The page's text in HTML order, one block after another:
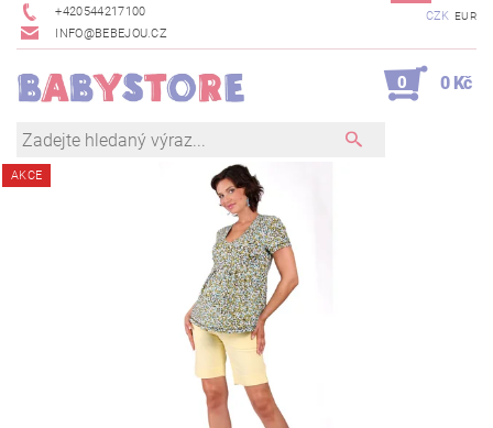
+420544217100
INFO@BEBEJOU.CZ
CZK EUR
0 0 Kč
AKCE